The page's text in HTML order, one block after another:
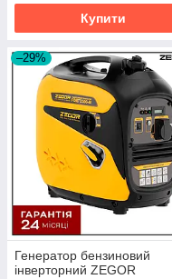
Купити
–29%
Генератор бензиновий
інверторний ZEGOR